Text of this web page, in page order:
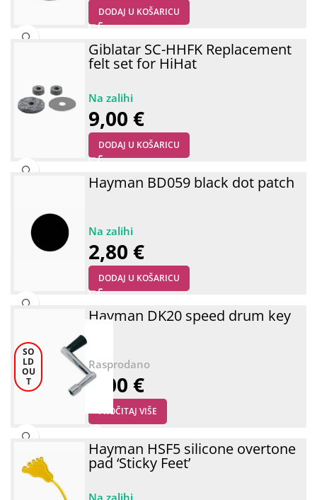
DODAJ U KOŠARICU
Giblatar SC-HHFK Replacement
felt set for HiHat
9,00 €
DODAJ U KOŠARICU
Hayman BD059 black dot patch
2,80 €
DODAJ U KOŠARICU
SO
LD
OU
T
Hayman DK20 speed drum key
5,00 €
PROČITAJ VIŠE
Hayman HSF5 silicone overtone
pad ‘Sticky Feet’